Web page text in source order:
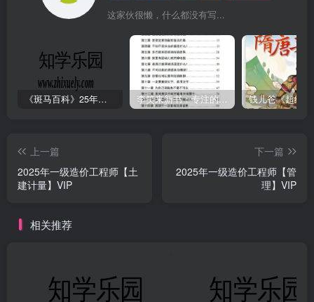
这家伙很懒，什么都没有写...
《斑马百科》25年最新30科全套高清视频 李笑来新书：专注的真相 [PDF]
上一篇
2025年一级造价工程师【土
建计量】VIP
下一篇
2025年一级造价工程师【管
理】VIP
相关推荐